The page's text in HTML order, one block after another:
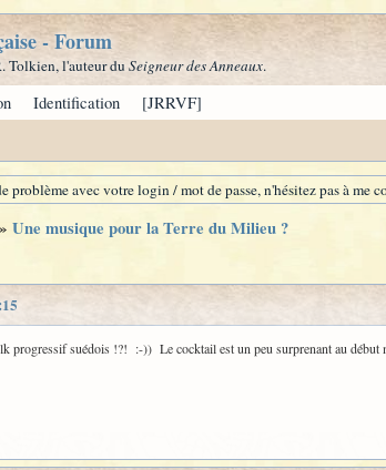
- Forum
Tolkien, l'auteur du Seigneur des Anneaux.
Identification [JRRVF]
problème avec votre login / mot de passe, n'hésitez pas à me
» Une musique pour la Terre du Milieu ?
progressif suédois !?! :-)) Le cocktail est un peu surprenant au